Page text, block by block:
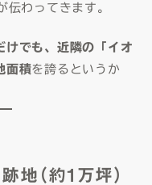
わってきます。
でも、近隣の「イオ
面積を誇るというか
地（約1万坪）